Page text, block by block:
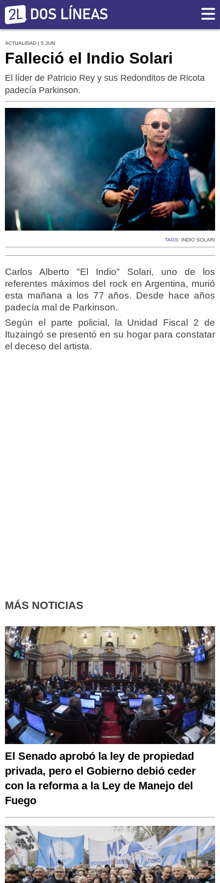
ACTUALIDAD | 5 JUN
Falleció el Indio Solari
El líder de Patricio Rey y sus Redonditos de Ricota
padecía Parkinson.
TAGS: INDIO SOLARI
Carlos Alberto "El Indio" Solari, uno de los
referentes máximos del rock en Argentina, murió
esta mañana a los 77 años. Desde hace años
padecía mal de Parkinson.
Según el parte policial, la Unidad Fiscal 2 de
Ituzaingó se presentó en su hogar para constatar
el deceso del artista.
MÁS NOTICIAS
El Senado aprobó la ley de propiedad
privada, pero el Gobierno debió ceder
con la reforma a la Ley de Manejo del
Fuego